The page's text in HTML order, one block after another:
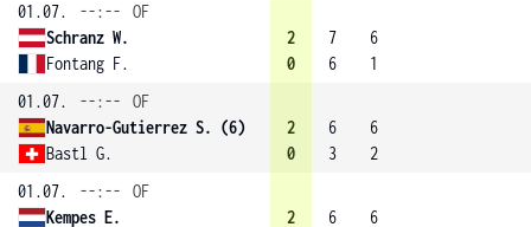
01.07.
--:--
OF
Schranz W.
Fontang F.
2
0
7
6
6
1
01.07.
--:--
OF
Navarro-Gutierrez S. (6)
Bastl G.
2
0
6
3
6
2
01.07.
--:--
OF
Kempes E.
2
6
6